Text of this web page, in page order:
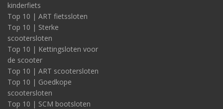
kinderfiets
Top 10 | ART fietssloten
Top 10 | Sterke
scootersloten
Top 10 | Kettingsloten voor
de scooter
Top 10 | ART scootersloten
Top 10 | Goedkope
scootersloten
Top 10 | SCM bootsloten